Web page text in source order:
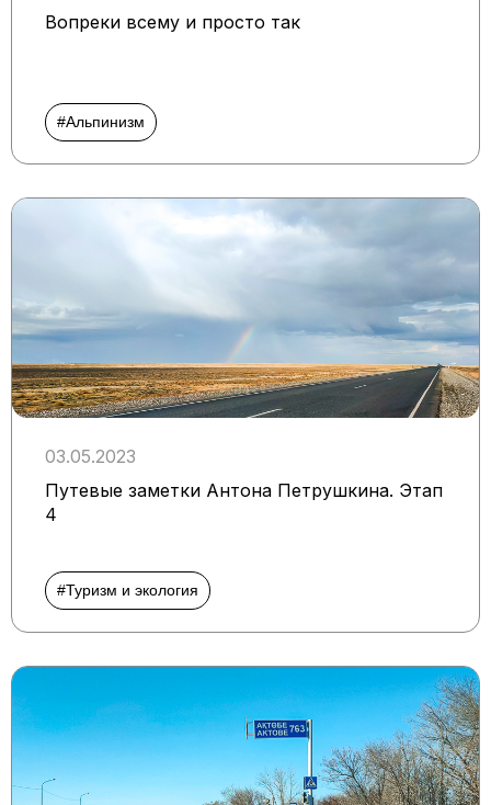
Вопреки всему и просто так
#Альпинизм
03.05.2023
Путевые заметки Антона Петрушкина. Этап
4
#Туризм и экология